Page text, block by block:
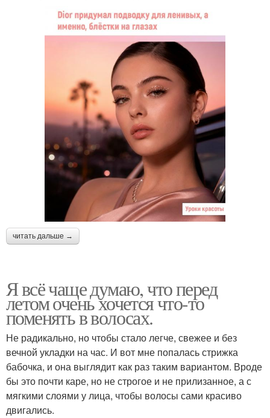
читать дальше →
Я всё чаще думаю, что перед
летом очень хочется что-то
поменять в волосах.
Не радикально, но чтобы стало легче, свежее и без
вечной укладки на час. И вот мне попалась стрижка
бабочка, и она выглядит как раз таким вариантом. Вроде
бы это почти каре, но не строгое и не прилизанное, а с
мягкими слоями у лица, чтобы волосы сами красиво
двигались.